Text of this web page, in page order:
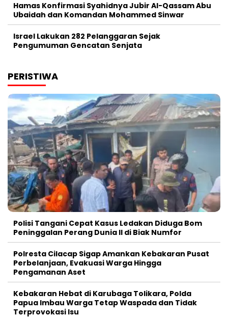
Hamas Konfirmasi Syahidnya Jubir Al-Qassam Abu
Ubaidah dan Komandan Mohammed Sinwar
Israel Lakukan 282 Pelanggaran Sejak
Pengumuman Gencatan Senjata
PERISTIWA
Polisi Tangani Cepat Kasus Ledakan Diduga Bom
Peninggalan Perang Dunia II di Biak Numfor
Polresta Cilacap Sigap Amankan Kebakaran Pusat
Perbelanjaan, Evakuasi Warga Hingga
Pengamanan Aset
Kebakaran Hebat di Karubaga Tolikara, Polda
Papua Imbau Warga Tetap Waspada dan Tidak
Terprovokasi Isu